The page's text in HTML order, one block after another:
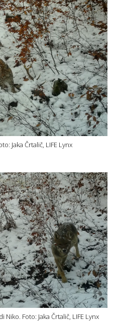
Jaka Črtalič, LIFE Lynx
Foto: Jaka Črtalič, LIFE Lynx